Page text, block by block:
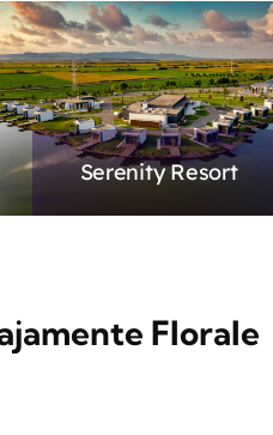
Serenity Resort
Florale